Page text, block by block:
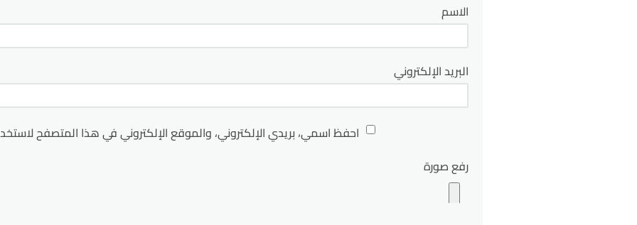
الاسم
البريد الإلكتروني
احفظ اسمي، بريدي الإلكتروني، والموقع الإلكتروني في هذا المتصفح
رفع صورة